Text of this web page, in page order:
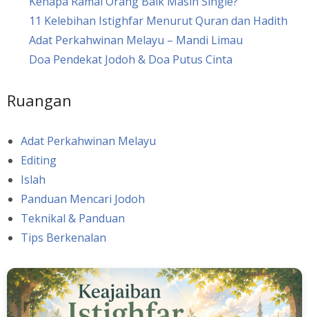
11 Kelebihan Istighfar Menurut Quran dan Hadith
Adat Perkahwinan Melayu – Mandi Limau
Doa Pendekat Jodoh & Doa Putus Cinta
Ruangan
Adat Perkahwinan Melayu
Editing
Islah
Panduan Mencari Jodoh
Teknikal & Panduan
Tips Berkenalan